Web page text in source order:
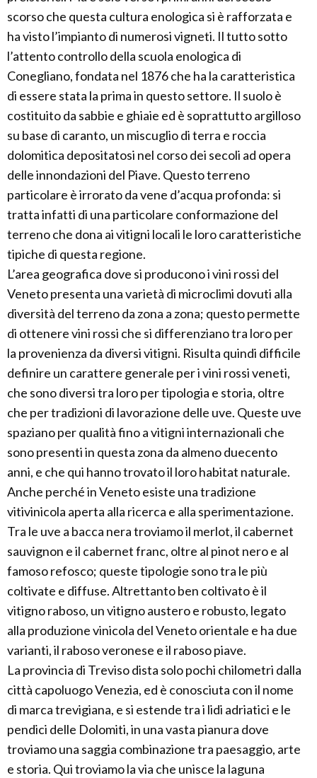
scorso che questa cultura enologica si è rafforzata e
ha visto l’impianto di numerosi vigneti. Il tutto sotto
l’attento controllo della scuola enologica di
Conegliano, fondata nel 1876 che ha la caratteristica
di essere stata la prima in questo settore. Il suolo è
costituito da sabbie e ghiaie ed è soprattutto argilloso
su base di caranto, un miscuglio di terra e roccia
dolomitica depositatosi nel corso dei secoli ad opera
delle innondazioni del Piave. Questo terreno
particolare è irrorato da vene d’acqua profonda: si
tratta infatti di una particolare conformazione del
terreno che dona ai vitigni locali le loro caratteristiche
tipiche di questa regione.
L’area geografica dove si producono i vini rossi del
Veneto presenta una varietà di microclimi dovuti alla
diversità del terreno da zona a zona; questo permette
di ottenere vini rossi che si differenziano tra loro per
la provenienza da diversi vitigni. Risulta quindi difficile
definire un carattere generale per i vini rossi veneti,
che sono diversi tra loro per tipologia e storia, oltre
che per tradizioni di lavorazione delle uve. Queste uve
spaziano per qualità fino a vitigni internazionali che
sono presenti in questa zona da almeno duecento
anni, e che qui hanno trovato il loro habitat naturale.
Anche perché in Veneto esiste una tradizione
vitivinicola aperta alla ricerca e alla sperimentazione.
Tra le uve a bacca nera troviamo il merlot, il cabernet
sauvignon e il cabernet franc, oltre al pinot nero e al
famoso refosco; queste tipologie sono tra le più
coltivate e diffuse. Altrettanto ben coltivato è il
vitigno raboso, un vitigno austero e robusto, legato
alla produzione vinicola del Veneto orientale e ha due
varianti, il raboso veronese e il raboso piave.
La provincia di Treviso dista solo pochi chilometri dalla
città capoluogo Venezia, ed è conosciuta con il nome
di marca trevigiana, e si estende tra i lidi adriatici e le
pendici delle Dolomiti, in una vasta pianura dove
troviamo una saggia combinazione tra paesaggio, arte
e storia. Qui troviamo la via che unisce la laguna